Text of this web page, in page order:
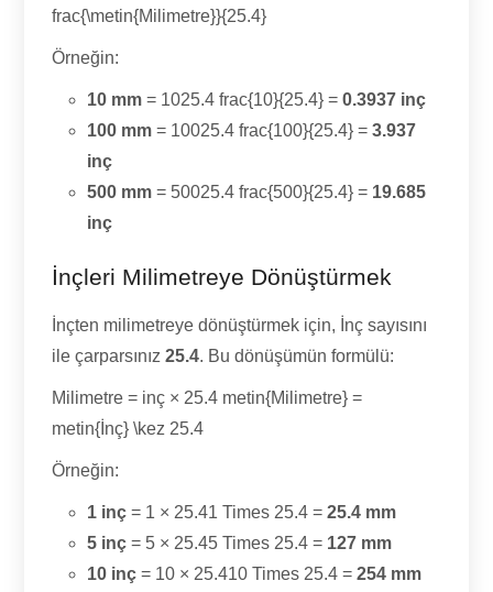
frac{\metin{Milimetre}}{25.4}
Örneğin:
10 mm = 1025.4 frac{10}{25.4} =0.3937 inç
100 mm = 10025.4 frac{100}{25.4} =3.937
inç
500 mm = 50025.4 frac{500}{25.4} = 19.685
inç
İnçleri Milimetreye Dönüştürmek
İnçten milimetreye dönüştürmek için, İnç sayısını
ile çarparsınız25.4. Bu dönüşümün formülü:
Milimetre = inç × 25.4 metin{Milimetre} =
metin{İnç} \kez 25.4
Örneğin:
1 inç = 1 × 25.41 Times 25.4 =25.4 mm
5 inç = 5 × 25.45 Times 25.4 = 127 mm
10 inç = 10 × 25.410 Times 25.4 =254 mm